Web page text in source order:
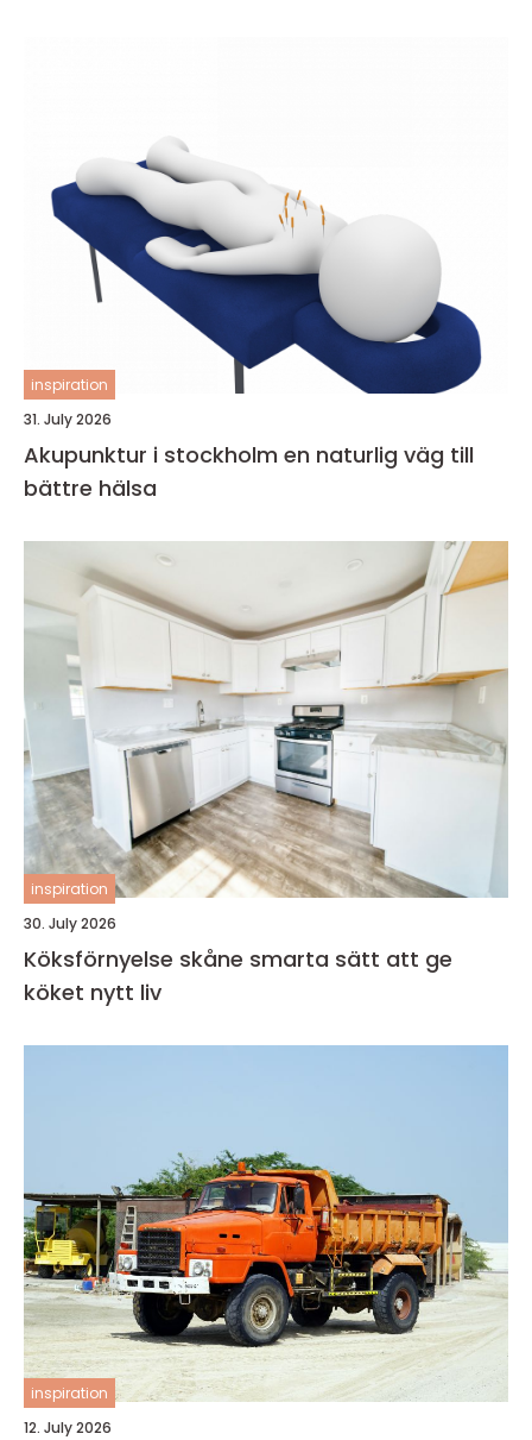
inspiration
31. July 2026
Akupunktur i stockholm en naturlig väg till
bättre hälsa
inspiration
30. July 2026
Köksförnyelse skåne smarta sätt att ge
köket nytt liv
inspiration
12. July 2026